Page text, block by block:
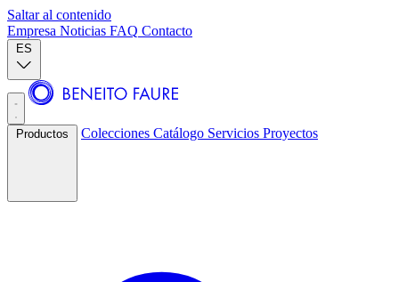
Saltar al contenido
Empresa Noticias FAQ Contacto
ES
Productos Colecciones Catálogo Servicios Proyectos